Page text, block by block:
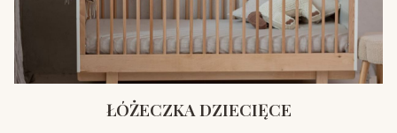
ŁÓŻECZKA DZIECIĘCE